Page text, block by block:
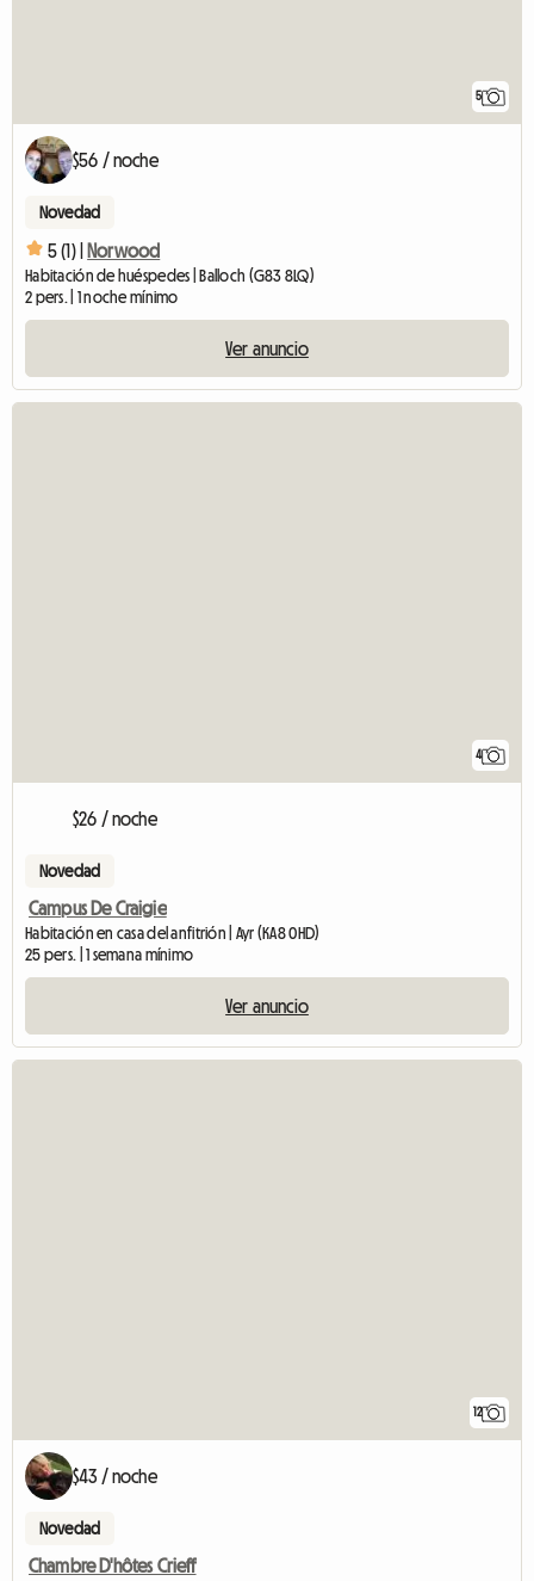
5
$56 / noche
Novedad
5 (1) | Norwood
Habitación de huéspedes | Balloch (G83 8LQ)
2 pers. | 1 noche mínimo
Ver anuncio
4
$26 / noche
Novedad
Campus De Craigie
Habitación en casa del anfitrión | Ayr (KA8 0HD)
25 pers. | 1 semana mínimo
Ver anuncio
12
$43 / noche
Novedad
Chambre D'hôtes Crieff